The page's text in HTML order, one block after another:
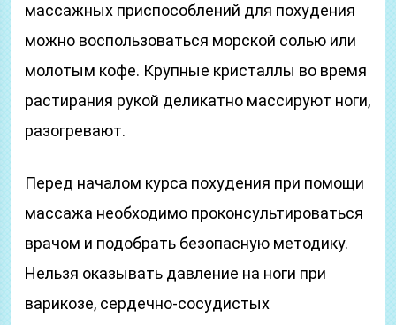
массажных приспособлений для похудения
можно воспользоваться морской солью или
молотым кофе. Крупные кристаллы во время
растирания рукой деликатно массируют ноги,
разогревают.
Перед началом курса похудения при помощи
массажа необходимо проконсультироваться
врачом и подобрать безопасную методику.
Нельзя оказывать давление на ноги при
варикозе, сердечно-сосудистых